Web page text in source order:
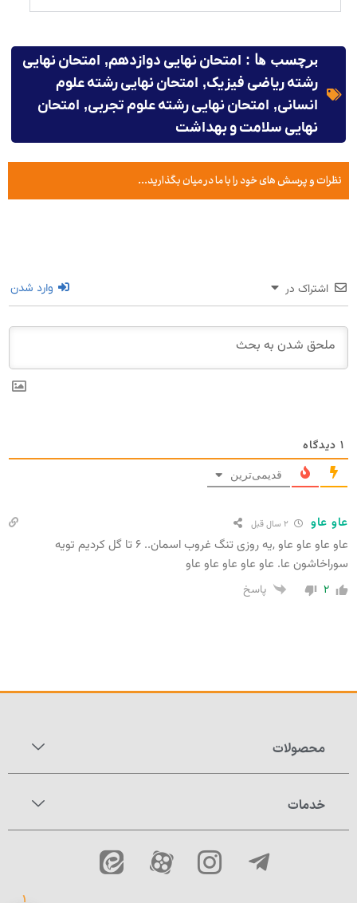
برچسب ها : امتحان نهایی دوازدهم, امتحان نهایی
رشته ریاضی فیزیک, امتحان نهایی رشته علوم
انسانی, امتحان نهایی رشته علوم تجربی, امتحان
نهایی سلامت و بهداشت
نظرات و پرسش های خود را با ما در میان بگذارید...
اشتراک در وارد شدن
۱ دیدگاه
قدیمی‌ترین
عاو عاو
عاو عاو عاو عاو ,یه روزی تنگ غروب اسمان.. ۶ تا گل کردیم تویه
سوراخاشون عا. عاو عاو عاو عاو عاو
۲ پاسخ
محصولات
خدمات
۱